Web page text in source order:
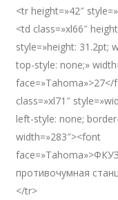
<tr height=»42″
<td class=»xl66″
style=»height: 31.2pt;
top-style: none;»
class=»xl71″
left-style: none;
width=»283″><font
противочумная
</tr>